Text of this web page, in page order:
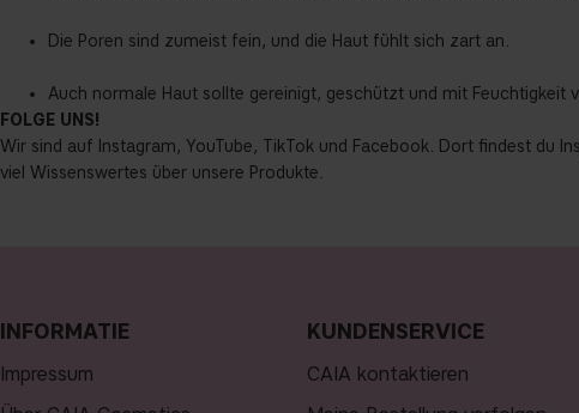
Die Poren sind zumeist fein, und die Haut fühlt sich zart an.
Auch normale Haut sollte gereinigt, geschützt und mit Feuchtigkeit
FOLGE UNS!
Wir sind auf Instagram, YouTube, TikTok und Facebook. Dort findest du
viel Wissenswertes über unsere Produkte.
INFORMATIE
Impressum
KUNDENSERVICE
CAIA kontaktieren